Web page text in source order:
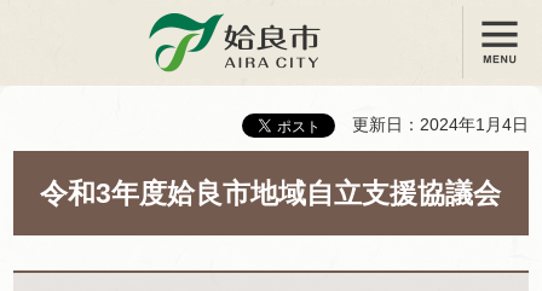
姶良市 メニュー
更新日：2024年1月4日
令和3年度姶良市地域自立支援協議会